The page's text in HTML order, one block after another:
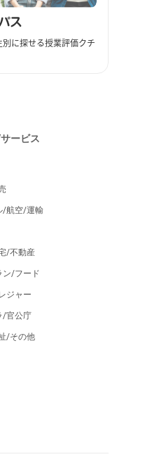
に探せる授業評価クチ
ービス
/航空/運輸
/不動産
ン/フード
ジャー
/官公庁
/その他